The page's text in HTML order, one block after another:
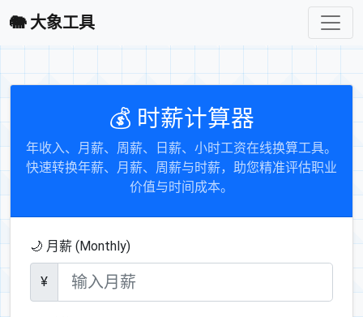
🐘 大象工具
💰 时薪计算器
年收入、月薪、周薪、日薪、小时工资在线换算工具。
快速转换年薪、月薪、周薪与时薪，助您精准评估职业
价值与时间成本。
🌙 月薪 (Monthly)
¥